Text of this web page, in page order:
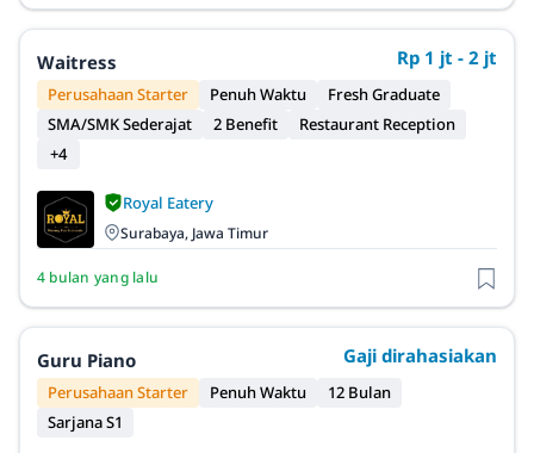
Waitress Rp 1 jt - 2 jt
Perusahaan Starter Penuh Waktu
Fresh Graduate
SMA/SMK Sederajat
2 Benefit
Restaurant Reception
+4
Royal Eatery
Surabaya, Jawa Timur
4 bulan yang lalu
Guru Piano Gaji dirahasiakan
Perusahaan Starter Penuh Waktu
12 Bulan
Sarjana S1